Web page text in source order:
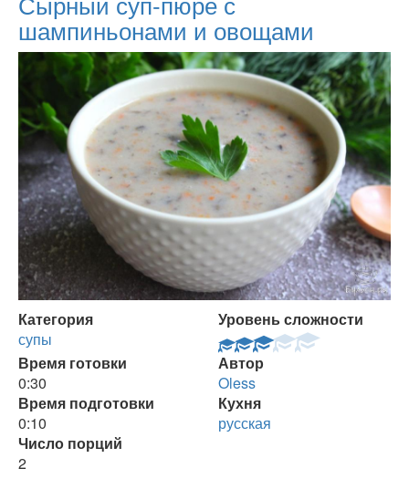
шампиньонами и овощами
Категория
супы
Уровень сложности
Время готовки
0:30
Автор
Oless
Время подготовки
0:10
Кухня
русская
Число порций
2